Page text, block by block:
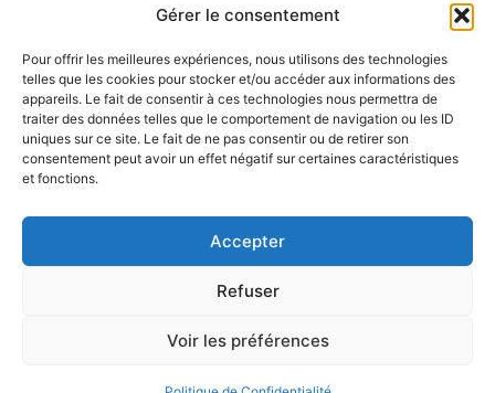
Gérer le consentement
Pour offrir les meilleures expériences, nous utilisons des technologies
telles que les cookies pour stocker et/ou accéder aux informations des
appareils. Le fait de consentir à ces technologies nous permettra de
traiter des données telles que le comportement de navigation ou les ID
uniques sur ce site. Le fait de ne pas consentir ou de retirer son
consentement peut avoir un effet négatif sur certaines caractéristiques
et fonctions.
Accepter
Refuser
Voir les préférences
Conditions GénéralesConfidentialité